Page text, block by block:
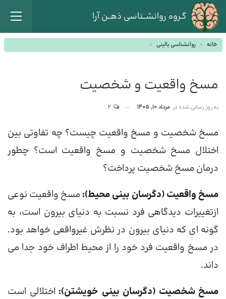
گـروه روانشــناسی ذهــن آرا
خانه روانشناسی بالینی
مسخ واقعیت و شخصیت
به روز رسانی شده در مرداد 10, 1405
مسخ شخصیت و مسخ واقعیت چیست؟ چه تفاوتی بین
اختلال مسخ شخصیت و مسخ واقعیت است؟ چطور
درمان مسخ شخصیت پرداخت؟
مسخ واقعیت (دگرسان بینی محیط): مسخ واقعیت نوعی
ازتغییرات دیدگاهی فرد نسبت به دنیای بیرون است، به
گونه ای که دنیای بیرون در نظرش غیرواقعی خواهد بود.
در مسخ واقعیت فرد خود را از محیط اطراف خود جدا می
داند.
مسخ شخصیت (دگرسان بینی خویشتن): اختلالی است